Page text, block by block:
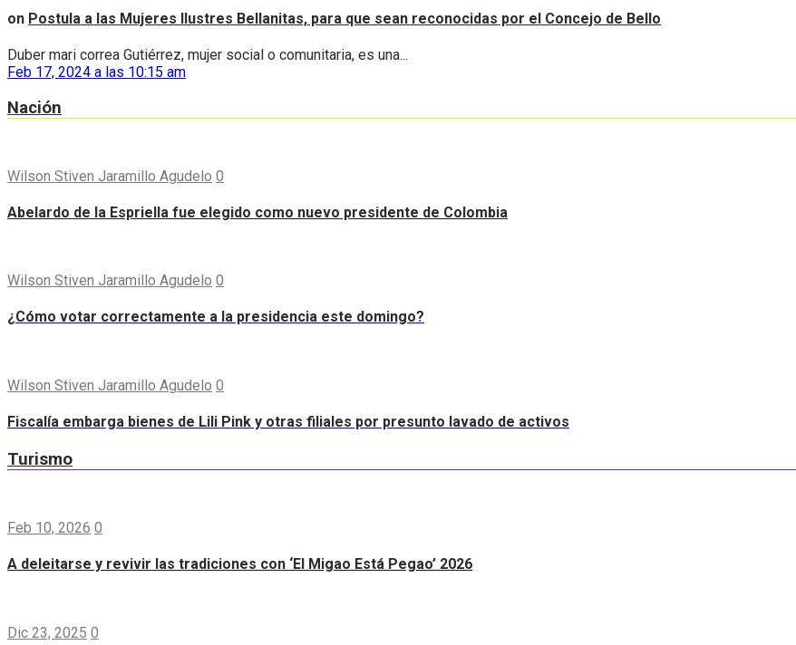
on Postula a las Mujeres Ilustres Bellanitas, para que sean reconocidas por el Concejo de Bello
Duber mari correa Gutiérrez, mujer social o comunitaria, es una...
Feb 17, 2024 a las 10:15 am
Nación
Wilson Stiven Jaramillo Agudelo 0
Abelardo de la Espriella fue elegido como nuevo presidente de Colombia
Wilson Stiven Jaramillo Agudelo 0
¿Cómo votar correctamente a la presidencia este domingo?
Wilson Stiven Jaramillo Agudelo 0
Fiscalía embarga bienes de Lili Pink y otras filiales por presunto lavado de activos
Turismo
Feb 10, 2026 0
A deleitarse y revivir las tradiciones con ‘El Migao Está Pegao’ 2026
Dic 23, 2025 0